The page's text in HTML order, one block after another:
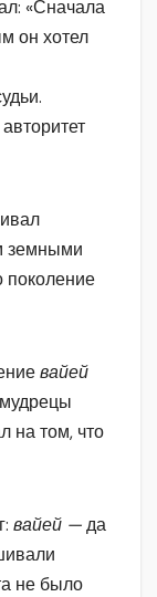
«Сначала
он хотел
земными
поколение
вайей
на том, что
вайей —да
не было